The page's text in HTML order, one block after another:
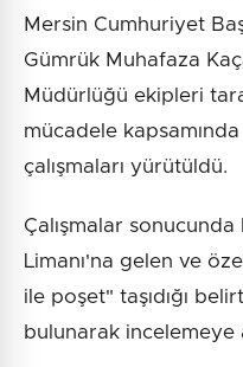
Mersin Cumhuriyet
Gümrük Muhafaza
Müdürlüğü ekipleri
mücadele
çalışmaları yürütüldü.
Çalışmalar
Limanı'na gelen ve
ile poşet" taşıdığı
bulunarak incelemeye